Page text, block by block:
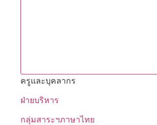
ครูและบุคลากร
ฝ่ายบริหาร
กลุ่มสาระฯภาษาไทย